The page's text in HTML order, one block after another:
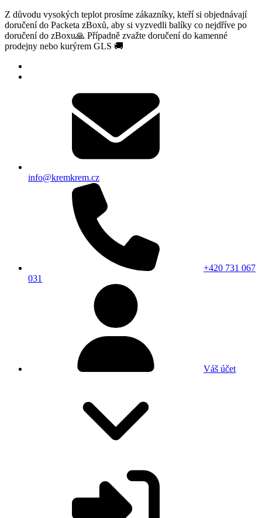
Z důvodu vysokých teplot prosíme zákazníky, kteří si objednávají
doručení do Packeta zBoxů, aby si vyzvedli balíky co nejdříve po
doručení do zBoxu🙏 Případně zvažte doručení do kamenné
prodejny nebo kurýrem GLS 🚚
info@kremkrem.cz
+420 731 067
031
Váš účet